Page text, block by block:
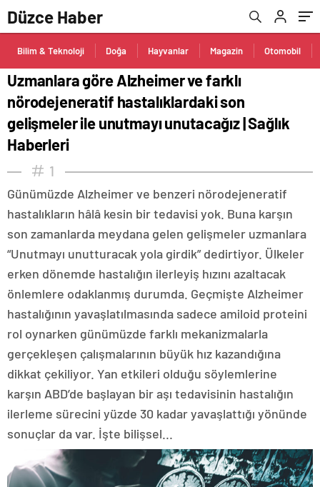
Düzce Haber
Bilim & Teknoloji Doğa Hayvanlar Magazin Otomobil
Haberleri
Uzmanlara göre Alzheimer ve farklı
nörodejeneratif hastalıklardaki son
gelişmeler ile unutmayı unutacağız | Sağlık
Haberleri
1
Günümüzde Alzheimer ve benzeri nörodejeneratif
hastalıkların hâlâ kesin bir tedavisi yok. Buna karşın
son zamanlarda meydana gelen gelişmeler uzmanlara
“Unutmayı unutturacak yola girdik” dedirtiyor. Ülkeler
erken dönemde hastalığın ilerleyiş hızını azaltacak
önlemlere odaklanmış durumda. Geçmişte Alzheimer
hastalığının yavaşlatılmasında sadece amiloid proteini
rol oynarken günümüzde farklı mekanizmalarla
gerçekleşen çalışmalarının büyük hız kazandığına
dikkat çekiliyor. Yan etkileri olduğu söylemlerine
karşın ABD’de başlayan bir aşı tedavisinin hastalığın
ilerleme sürecini yüzde 30 kadar yavaşlattığı yönünde
sonuçlar da var. İşte bilişsel...